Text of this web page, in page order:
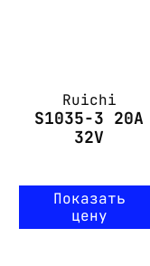
Ruichi
S1035-3 20A
32V
Показать
цену